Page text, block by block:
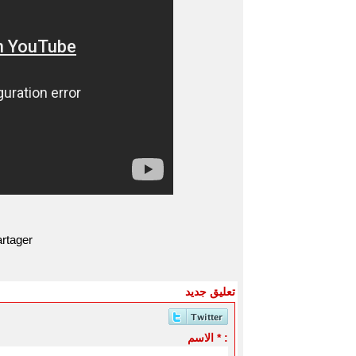
تعليق جديد
الاسم * :